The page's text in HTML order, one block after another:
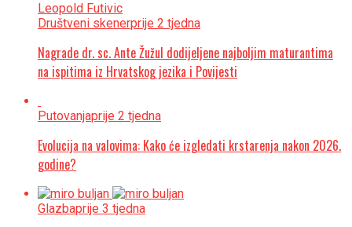
Društveni skenerprije 2 tjedna
Nagrade dr. sc. Ante Žužul dodijeljene najboljim maturantima
na ispitima iz Hrvatskog jezika i Povijesti
Putovanjaprije 2 tjedna
Evolucija na valovima: Kako će izgledati krstarenja nakon 2026.
godine?
Glazbaprije 3 tjedna